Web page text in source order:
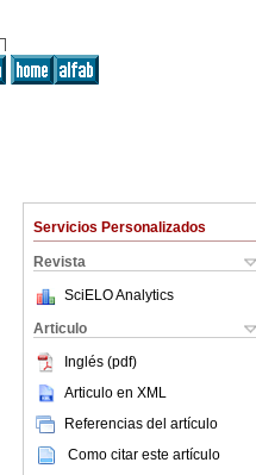
Servicios Personalizados
Revista
SciELO Analytics
Articulo
Inglés (pdf)
Articulo en XML
Referencias del artículo
Como citar este artículo